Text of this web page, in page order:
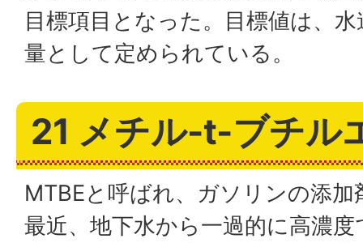
目標項目となった。目標値は、
量として定められている。
21 メチル-t-ブチル
MTBEと呼ばれ、ガソリンの添
最近、地下水から一過的に高濃